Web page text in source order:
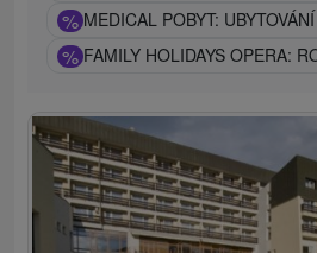
% MEDICAL POBYT:
% FAMILY HOLIDAYS OPERA: